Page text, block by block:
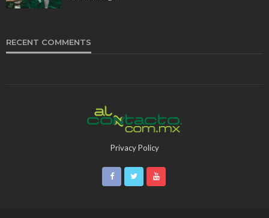
RECENT COMMENTS
Privacy Policy